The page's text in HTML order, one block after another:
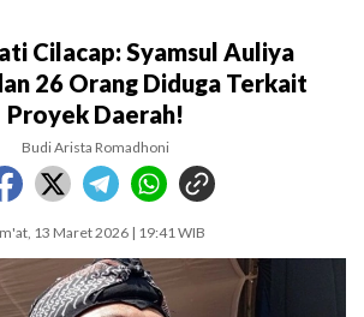
Cilacap: Syamsul Auliya
26 Orang Diduga Terkait
Proyek Daerah!
Budi Arista Romadhoni
13 Maret 2026 | 19:41 WIB